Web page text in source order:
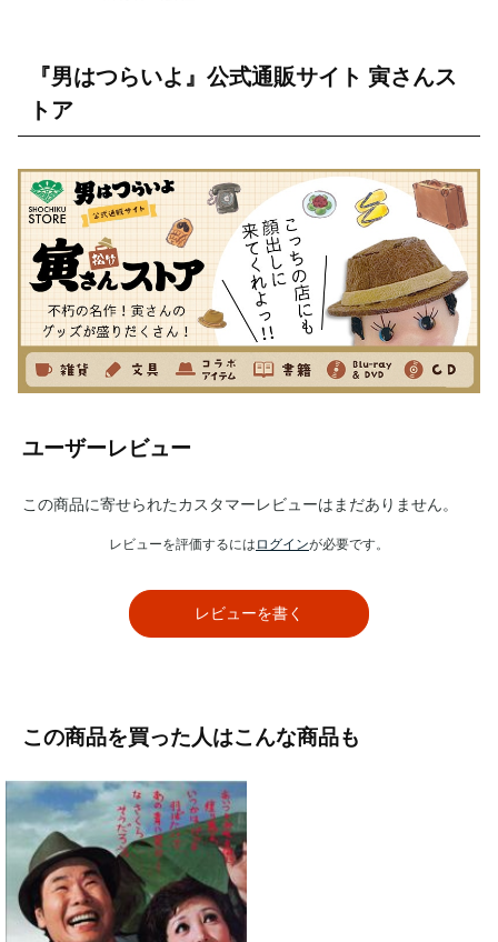
『男はつらいよ』公式通販サイト 寅さんス
トア
ユーザーレビュー
この商品に寄せられたカスタマーレビューはまだありません。
レビューを評価するには ログインが必要です。
レビューを書く
この商品を買った人はこんな商品も